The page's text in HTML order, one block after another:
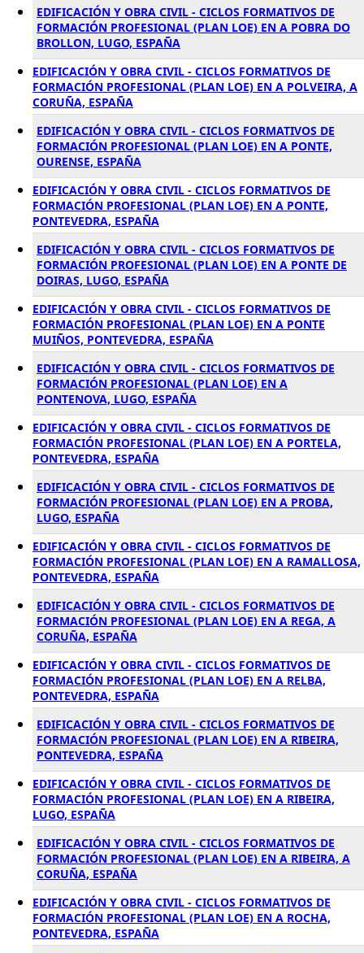
EDIFICACIÓN Y OBRA CIVIL - CICLOS FORMATIVOS DE
FORMACIÓN PROFESIONAL (PLAN LOE) EN A POBRA DO
BROLLON, LUGO, ESPAÑA
EDIFICACIÓN Y OBRA CIVIL - CICLOS FORMATIVOS DE
FORMACIÓN PROFESIONAL (PLAN LOE) EN A POLVEIRA, A
CORUÑA, ESPAÑA
EDIFICACIÓN Y OBRA CIVIL - CICLOS FORMATIVOS DE
FORMACIÓN PROFESIONAL (PLAN LOE) EN A PONTE,
OURENSE, ESPAÑA
EDIFICACIÓN Y OBRA CIVIL - CICLOS FORMATIVOS DE
FORMACIÓN PROFESIONAL (PLAN LOE) EN A PONTE,
PONTEVEDRA, ESPAÑA
EDIFICACIÓN Y OBRA CIVIL - CICLOS FORMATIVOS DE
FORMACIÓN PROFESIONAL (PLAN LOE) EN A PONTE DE
DOIRAS, LUGO, ESPAÑA
EDIFICACIÓN Y OBRA CIVIL - CICLOS FORMATIVOS DE
FORMACIÓN PROFESIONAL (PLAN LOE) EN A PONTE
MUIÑOS, PONTEVEDRA, ESPAÑA
EDIFICACIÓN Y OBRA CIVIL - CICLOS FORMATIVOS DE
FORMACIÓN PROFESIONAL (PLAN LOE) EN A
PONTENOVA, LUGO, ESPAÑA
EDIFICACIÓN Y OBRA CIVIL - CICLOS FORMATIVOS DE
FORMACIÓN PROFESIONAL (PLAN LOE) EN A PORTELA,
PONTEVEDRA, ESPAÑA
EDIFICACIÓN Y OBRA CIVIL - CICLOS FORMATIVOS DE
FORMACIÓN PROFESIONAL (PLAN LOE) EN A PROBA,
LUGO, ESPAÑA
EDIFICACIÓN Y OBRA CIVIL - CICLOS FORMATIVOS DE
FORMACIÓN PROFESIONAL (PLAN LOE) EN A RAMALLOSA,
PONTEVEDRA, ESPAÑA
EDIFICACIÓN Y OBRA CIVIL - CICLOS FORMATIVOS DE
FORMACIÓN PROFESIONAL (PLAN LOE) EN A REGA, A
CORUÑA, ESPAÑA
EDIFICACIÓN Y OBRA CIVIL - CICLOS FORMATIVOS DE
FORMACIÓN PROFESIONAL (PLAN LOE) EN A RELBA,
PONTEVEDRA, ESPAÑA
EDIFICACIÓN Y OBRA CIVIL - CICLOS FORMATIVOS DE
FORMACIÓN PROFESIONAL (PLAN LOE) EN A RIBEIRA,
PONTEVEDRA, ESPAÑA
EDIFICACIÓN Y OBRA CIVIL - CICLOS FORMATIVOS DE
FORMACIÓN PROFESIONAL (PLAN LOE) EN A RIBEIRA,
LUGO, ESPAÑA
EDIFICACIÓN Y OBRA CIVIL - CICLOS FORMATIVOS DE
FORMACIÓN PROFESIONAL (PLAN LOE) EN A RIBEIRA, A
CORUÑA, ESPAÑA
EDIFICACIÓN Y OBRA CIVIL - CICLOS FORMATIVOS DE
FORMACIÓN PROFESIONAL (PLAN LOE) EN A ROCHA,
PONTEVEDRA, ESPAÑA